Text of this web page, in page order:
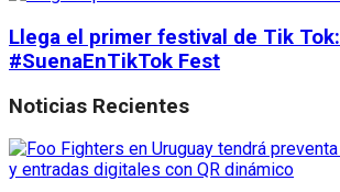
Llega el primer festival de Tik Tok:
#SuenaEnTikTok Fest
Noticias Recientes